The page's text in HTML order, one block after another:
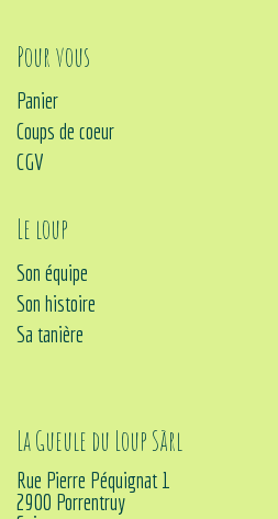
Pour vous
Panier
Coups de coeur
CGV
Le loup
Son équipe
Son histoire
Sa tanière
La Gueule du Loup Sàrl
Rue Pierre Péquignat 1
2900 Porrentruy